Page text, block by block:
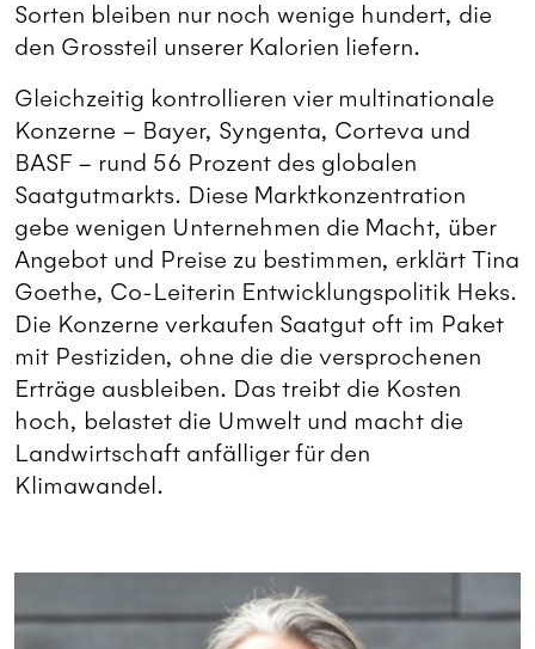
Sorten bleiben nur noch wenige hundert, die
den Grossteil unserer Kalorien liefern.
Gleichzeitig kontrollieren vier multinationale
Konzerne – Bayer, Syngenta, Corteva und
BASF – rund 56 Prozent des globalen
Saatgutmarkts. Diese Marktkonzentration
gebe wenigen Unternehmen die Macht, über
Angebot und Preise zu bestimmen, erklärt ­Tina
Goethe, Co-Leiterin Entwicklungspolitik Heks.
Die Konzerne verkaufen Saatgut oft im Paket
mit Pestiziden, ohne die die versprochenen
Erträge ausbleiben. Das treibt die Kosten
hoch, belastet die Umwelt und macht die
Landwirtschaft anfälliger für den
Klimawandel.